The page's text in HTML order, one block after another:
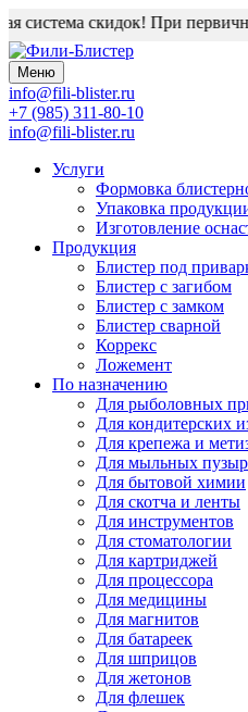
система скидок! При
Меню
info@fili-blister.ru
+7 (985) 311-80-10
info@fili-blister.ru
Услуги
Формовка
Упаковка
Изготовление
Продукция
Блистер под
Блистер с загибом
Блистер с замком
Блистер сварной
Коррекс
Ложемент
По назначению
Для рыболовных
Для кондитерских
Для крепежа и
Для мыльных
Для бытовой химии
Для скотча и ленты
Для инструментов
Для стоматологии
Для картриджей
Для процессора
Для медицины
Для магнитов
Для батареек
Для шприцов
Для жетонов
Для флешек